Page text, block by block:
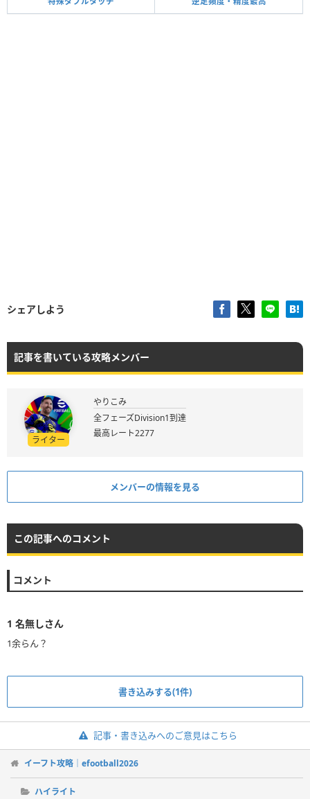
シェアしよう
記事を書いている攻略メンバー
ライター
やりこみ
全フェーズDivision1到達
最高レート2277
メンバーの情報を見る
この記事へのコメント
コメント
1 名無しさん
1余らん？
書き込みする(1件)
記事・書き込みへのご意見はこちら
イーフト攻略｜efootball2026
ハイライト